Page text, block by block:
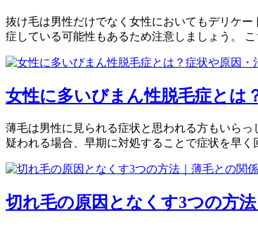
抜け毛は男性だけでなく女性においてもデリケ
症している可能性もあるため注意しましょう。
女性に多いびまん性脱毛症とは
薄毛は男性に見られる症状と思われる方もいら
疑われる場合、早期に対処することで症状を早
切れ毛の原因となくす3つの方